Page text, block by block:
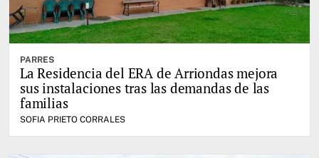
PARRES
La Residencia del ERA de Arriondas mejora
sus instalaciones tras las demandas de las
familias
SOFIA PRIETO CORRALES